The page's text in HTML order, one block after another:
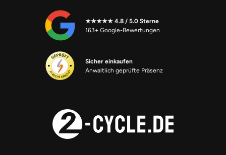
★★★★★ 4.8 / 5.0 Sterne
163+ Google-Bewertungen
Sicher einkaufen
Anwaltlich geprüfte Präsenz